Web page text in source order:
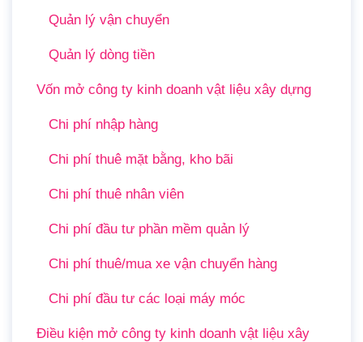
Quản lý vận chuyển
Quản lý dòng tiền
Vốn mở công ty kinh doanh vật liệu xây dựng
Chi phí nhập hàng
Chi phí thuê mặt bằng, kho bãi
Chi phí thuê nhân viên
Chi phí đầu tư phần mềm quản lý
Chi phí thuê/mua xe vận chuyển hàng
Chi phí đầu tư các loại máy móc
Điều kiện mở công ty kinh doanh vật liệu xây